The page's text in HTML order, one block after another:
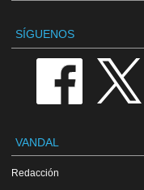
SÍGUENOS
VANDAL
Redacción